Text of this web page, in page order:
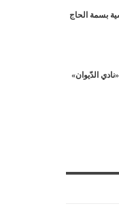
بسمة الحاج
الدّيوان»